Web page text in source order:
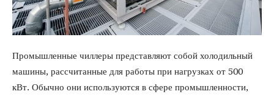
Промышленные чиллеры представляют собой холодильный
машины, рассчитанные для работы при нагрузках от 500
кВт. Обычно они используются в сфере промышленности,